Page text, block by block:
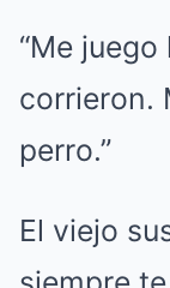
“Me
corrieron.
perro.”
El viejo